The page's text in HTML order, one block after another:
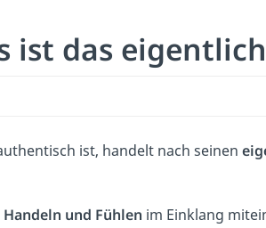
ist das
ist, handelt nach seinen
Handeln und Fühlen im Einklang